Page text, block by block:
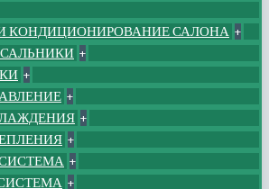
КОНДИЦИОНИРОВАНИЕ САЛОНА +
+
+
+
+
+
+
+